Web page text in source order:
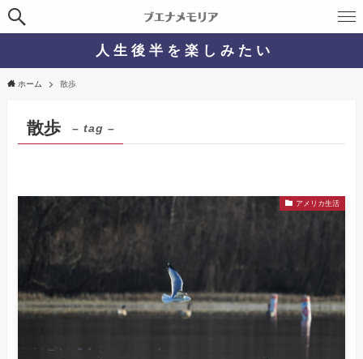
人 生 後 半 を 楽 し み た い
ホーム 散歩
散歩 – tag –
アメリカ生活